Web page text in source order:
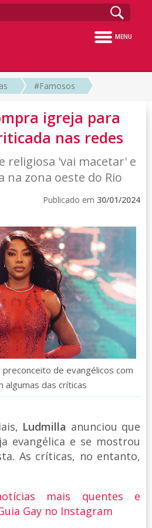
MENU
#Famosos
igreja para
nas redes
religiosa 'vai macetar' e
na zona oeste do Rio
Publicado em 30/01/2024
de evangélicos com
algumas das críticas
Ludmilla anunciou que
evangélica e se mostrou
As críticas, no entanto,
mais quentes e
Gay no Instagram